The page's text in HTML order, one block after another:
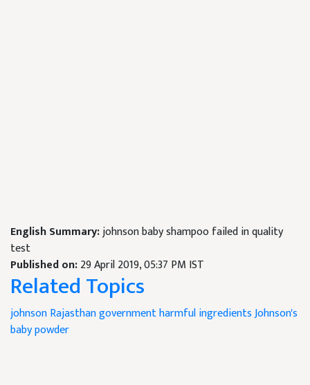
English Summary:johnson baby shampoo failed in quality
test
Published on:29 April 2019, 05:37 PM IST
Related Topics
johnsonRajasthan governmentharmful ingredientsJohnson's
baby powder